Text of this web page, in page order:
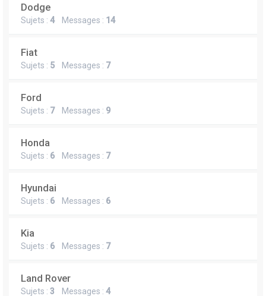
Dodge
Sujets : 4Messages : 14
Fiat
Sujets : 5 Messages : 7
Ford
Sujets : 7Messages : 9
Honda
Sujets : 6 Messages : 7
Hyundai
Sujets : 6 Messages : 6
Kia
Sujets : 6 Messages : 7
Land Rover
Sujets : 3 Messages : 4